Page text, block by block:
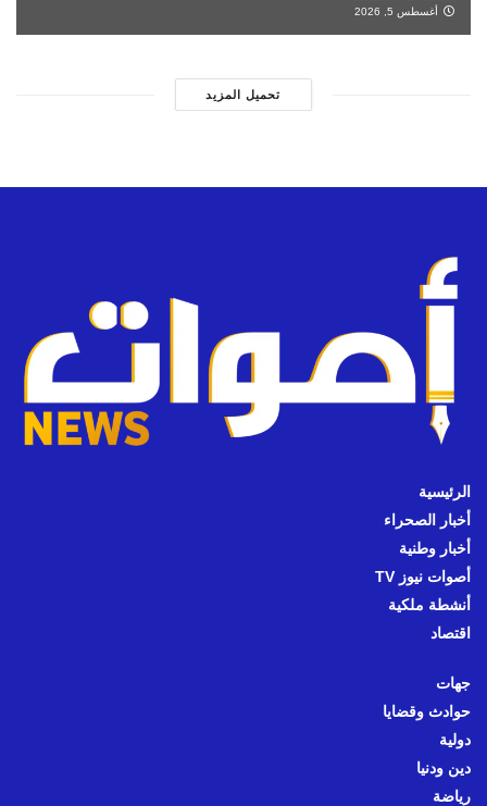
أغسطس 5, 2026
تحميل المزيد
الرئيسية
أخبار الصحراء
أخبار وطنية
أصوات نيوز TV
أنشطة ملكية
اقتصاد
جهات
حوادث وقضايا
دولية
دين ودنيا
رياضة